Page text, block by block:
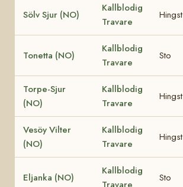
Sölv Sjur (NO)
Kallblodig
Travare
Hingst
Tonetta (NO)
Kallblodig
Travare
Sto
Torpe-Sjur
(NO)
Kallblodig
Travare
Hingst
Vesöy Vilter
(NO)
Kallblodig
Travare
Hingst
Eljanka (NO)
Kallblodig
Travare
Sto